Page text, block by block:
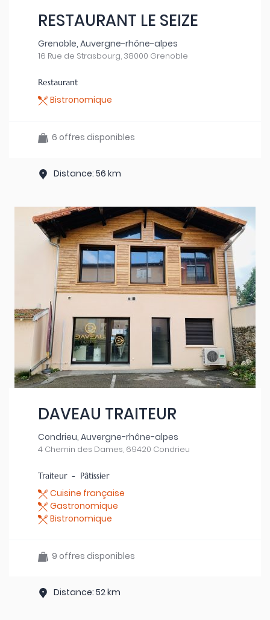
RESTAURANT LE SEIZE
Grenoble, Auvergne-rhône-alpes
16 Rue de Strasbourg, 38000 Grenoble
Restaurant
Bistronomique
6 offres disponibles
Distance: 56 km
DAVEAU TRAITEUR
Condrieu, Auvergne-rhône-alpes
4 Chemin des Dames, 69420 Condrieu
Traiteur - Pâtissier
Cuisine française
Gastronomique
Bistronomique
9 offres disponibles
Distance: 52 km